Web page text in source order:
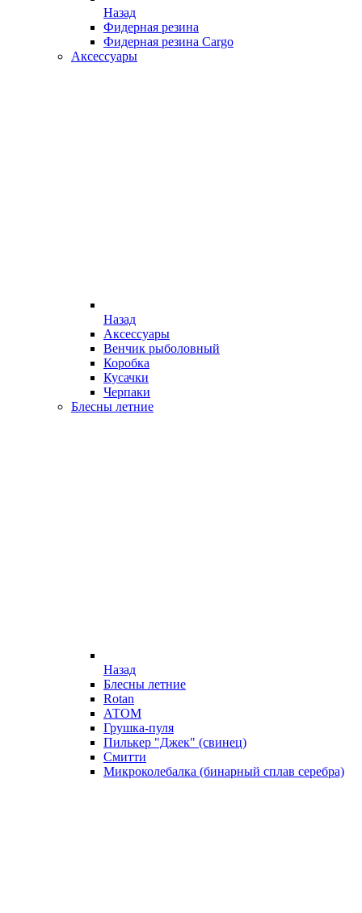
Назад
Фидерная резина
Фидерная резина Cargo
Аксессуары
Назад
Аксессуары
Венчик рыболовный
Коробка
Кусачки
Черпаки
Блесны летние
Назад
Блесны летние
Rotan
АТОМ
Грушка-пуля
Пилькер "Джек" (свинец)
Смитти
Микроколебалка (бинарный сплав серебра)